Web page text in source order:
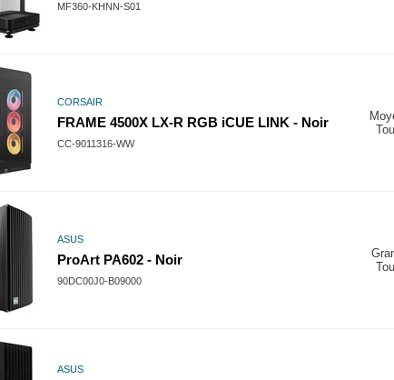
MF360-KHNN-S01
CORSAIR
FRAME 4500X LX-R RGB iCUE LINK - Noir
CC-9011316-WW
ASUS
ProArt PA602 - Noir
90DC00J0-B09000
ASUS